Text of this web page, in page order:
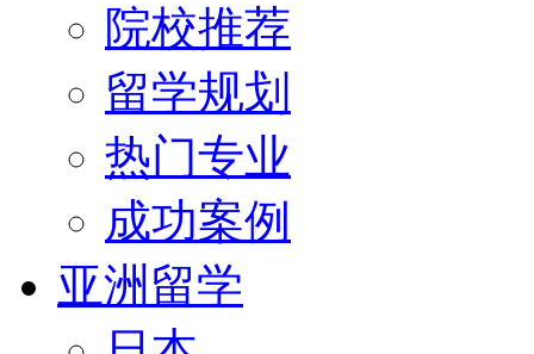
院校推荐
留学规划
热门专业
成功案例
亚洲留学